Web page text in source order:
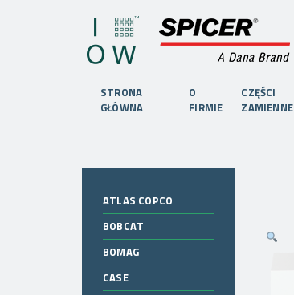
STRONA
GŁÓWNA
O
FIRMIE
CZĘŚCI
ZAMIENNE
ATLAS COPCO
BOBCAT
BOMAG
CASE